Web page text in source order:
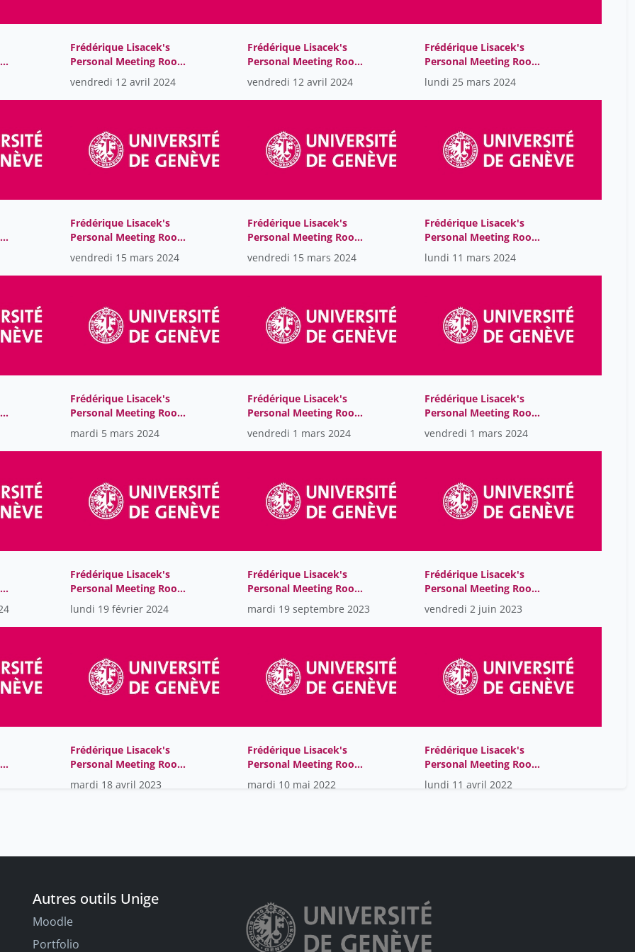
Frédérique Lisacek's
Personal Meeting Room-
GMT2024-04-
12T09:00:39Z
vendredi 12 avril 2024
Frédérique Lisacek's
Personal Meeting Room-
GMT2024-04-
12T06:12:57Z
vendredi 12 avril 2024
Frédérique Lisacek's
Personal Meeting Room-
GMT2024-03-
25T08:16:38Z
lundi 25 mars 2024
Frédérique Lisacek's
Personal Meeting Room-
GMT2024-03-
15T07:18:11Z
vendredi 15 mars 2024
Frédérique Lisacek's
Personal Meeting Room-
GMT2024-03-
15T10:27:52Z
vendredi 15 mars 2024
Frédérique Lisacek's
Personal Meeting Room-
GMT2024-03-
11T08:22:49Z
lundi 11 mars 2024
Frédérique Lisacek's
Personal Meeting Room-
GMT2024-03-
04T08:35:13Z
mardi 5 mars 2024
Frédérique Lisacek's
Personal Meeting Room-
GMT2024-03-
01T11:13:25Z
vendredi 1 mars 2024
Frédérique Lisacek's
Personal Meeting Room-
GMT2024-03-
01T07:17:24Z
vendredi 1 mars 2024
Frédérique Lisacek's
Personal Meeting Room-
GMT2024-02-
19T08:27:10Z
lundi 19 février 2024
Frédérique Lisacek's
Personal Meeting Room-
GMT2023-09-
19T12:17:21Z
mardi 19 septembre 2023
Frédérique Lisacek's
Personal Meeting Room-
GMT2023-06-
02T06:05:40Z
vendredi 2 juin 2023
Frédérique Lisacek's
Personal Meeting Room-
GMT2023-04-
17T07:22:03Z
mardi 18 avril 2023
Frédérique Lisacek's
Personal Meeting Room-
GMT2022-04-
25T12:00:50Z
mardi 10 mai 2022
Frédérique Lisacek's
Personal Meeting Room-
GMT2022-04-
11T12:09:53Z
lundi 11 avril 2022
Autres outils Unige
Moodle
Portfolio